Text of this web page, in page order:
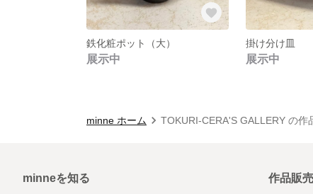
鉄化粧ポット（大）
展示中
掛け分け皿
展示中
minne ホーム TOKURI-CERA'S GALLERY の作
minneを知る 作品販